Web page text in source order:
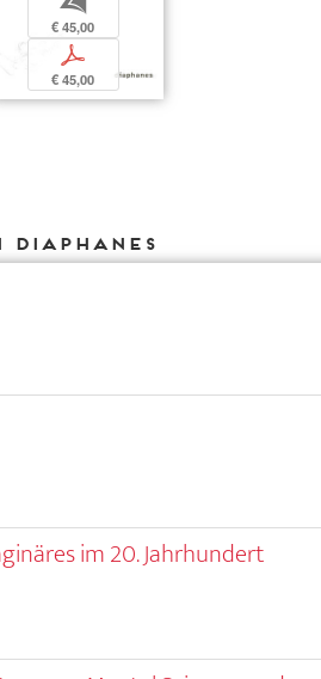
€ 45,00
p
€ 45,00
im 20. Jahrhundert